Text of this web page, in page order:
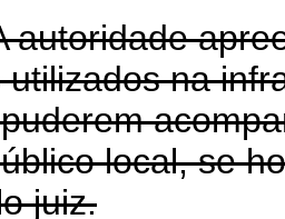
autoridade
na
local, se
juiz.